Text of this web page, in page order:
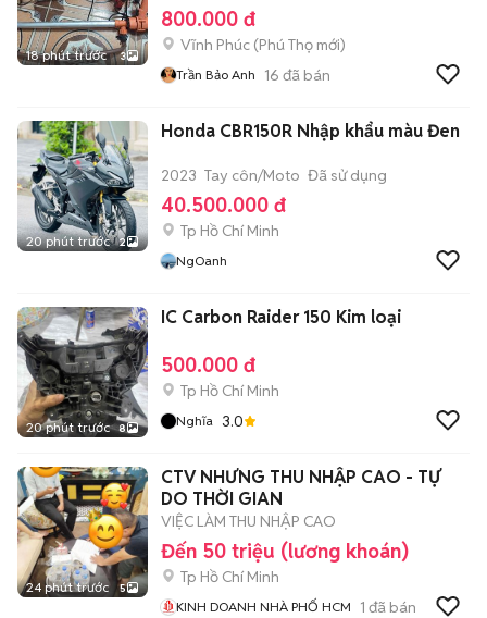
18 phút trước 3
800.000 đ
Vĩnh Phúc (Phú Thọ mới)
Trần Bảo Anh 16 đã bán
20 phút trước 2
Honda CBR150R Nhập khẩu màu Đen
2023 Tay côn/Moto Đã sử dụng
40.500.000 đ
Tp Hồ Chí Minh
NgOanh
20 phút trước 8
IC Carbon Raider 150 Kim loại
500.000 đ
Tp Hồ Chí Minh
Nghĩa 3.0
24 phút trước 5
CTV NHƯNG THU NHẬP CAO - TỰ
DO THỜI GIAN
VIỆC LÀM THU NHẬP CAO
Đến 50 triệu (lương khoán)
Tp Hồ Chí Minh
KINH DOANH NHÀ PHỐ HCM 1 đã bán